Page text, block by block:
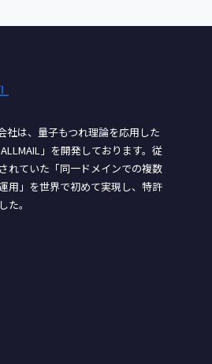
社は、量子もつれ理論を応用した
」を開発しております。従
れていた「同一ドメインでの複数
用」を世界で初めて実現し、特許
た。